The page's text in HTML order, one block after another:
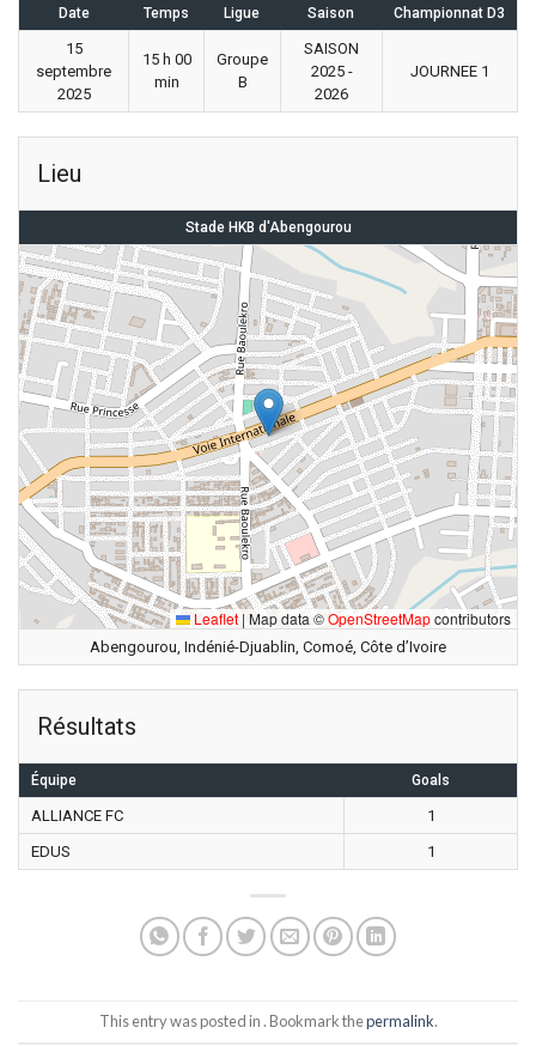
Date Temps Ligue Saison Championnat D3
15
septembre
2025
15 h 00
min
Groupe
B
SAISON
2025 -
2026
JOURNEE 1
Lieu
Stade HKB d'Abengourou
Leaflet | Map data ©OpenStreetMapcontributors
Abengourou, Indénié-Djuablin, Comoé, Côte d’Ivoire
Résultats
Équipe Goals
ALLIANCE FC
1
EDUS
1
This entry was posted in . Bookmark thepermalink.